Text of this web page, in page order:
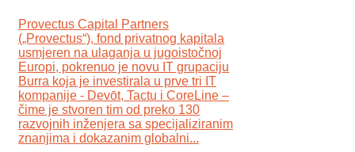
Provectus Capital Partners
(„Provectus“), fond privatnog kapitala
usmjeren na ulaganja u jugoistočnoj
Europi, pokrenuo je novu IT grupaciju
Burra koja je investirala u prve tri IT
kompanije - Devōt, Tactu i CoreLine –
čime je stvoren tim od preko 130
razvojnih inženjera sa specijaliziranim
znanjima i dokazanim globalni...